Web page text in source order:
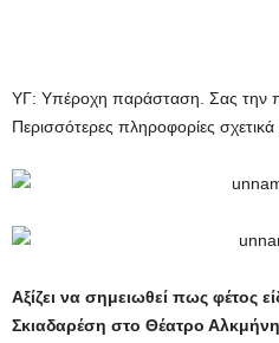
ΥΓ: Υπέροχη παράσταση. Σας την
Περισσότερες πληροφορίες σχετικά
Αξίζει να σημειωθεί πως φέτος
Σκιαδαρέση στο Θέατρο